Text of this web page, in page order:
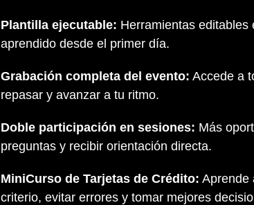
Plantilla ejecutable: Herramientas
aprendido desde el primer día.
Grabación completa del evento: Accede a
repasar y avanzar a tu ritmo.
Doble participación en sesiones: Más
preguntas y recibir orientación directa.
MiniCurso de Tarjetas de Crédito: Aprende
criterio, evitar errores y tomar mejores